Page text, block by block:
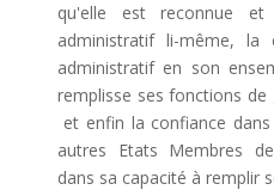
qu'elle est reconnue
administratif li-même,
administratif en son
remplisse ses fonctions
et enfin la confiance
autres Etats Membres
dans sa capacité à remplir